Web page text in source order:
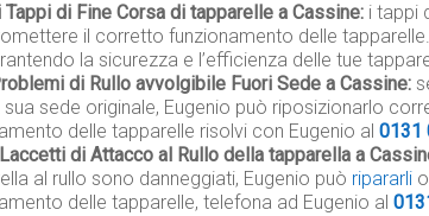
di Fine Corsa di tapparelle a Cassine: i tappi
il corretto funzionamento delle
la sicurezza e l’efficienza delle tue
di Rullo avvolgibile Fuori Sede a Cassine:
sede originale, Eugenio può riposizionarlo
delle tapparelle risolvi con Eugenio al 0131
di Attacco al Rullo della tapparella a
al rullo sono danneggiati, Eugenio può ripararli o
delle tapparelle, telefona ad Eugenio al